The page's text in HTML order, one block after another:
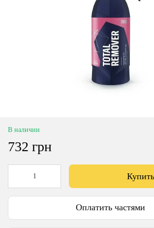
В наличии
732 грн
Купить
Оплатить частями